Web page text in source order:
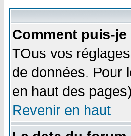
Comment puis-
TOus vos
de données. Pour
en haut des
Revenir en haut